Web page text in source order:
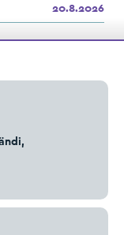
20.8.2026